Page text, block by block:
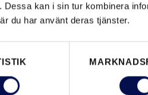
kan i sin tur kombinera
du har använt deras tjänster.